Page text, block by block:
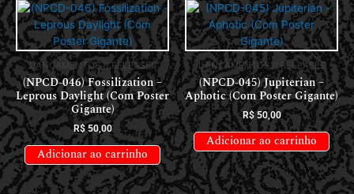
LANÇAMENTOS // RELEASES
(NPCD-046) Fossilization –
Leprous Daylight (Com Poster
Gigante)
R$50,00
Adicionar ao carrinho
LANÇAMENTOS // RELEASES
(NPCD-045) Jupiterian –
Aphotic (Com Poster Gigante)
R$50,00
Adicionar ao carrinho